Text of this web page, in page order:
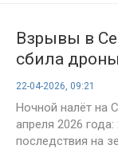
Взрывы в
сбила
ночной атаки
22-04-2026, 09:21
Ночной налёт на
апреля 2026
последствия на